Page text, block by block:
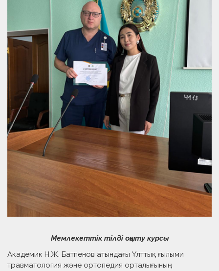
Мемлекеттік тілді оқыту курсы
Академик Н.Ж. Батпенов атындағы Ұлттық ғылыми
травматология және ортопедия орталығының